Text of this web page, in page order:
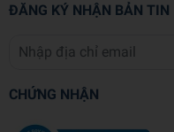
ĐĂNG KÝ NHẬN BẢN TIN
CHỨNG NHẬN